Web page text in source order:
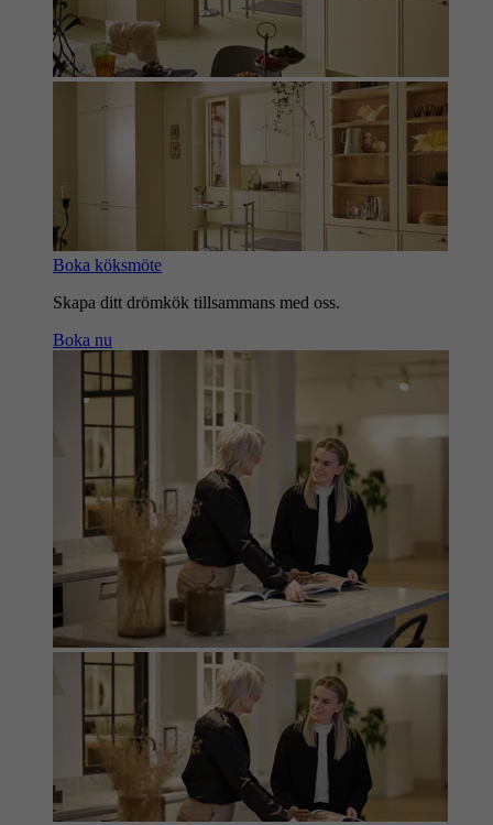
Boka köksmöte
Skapa ditt drömkök tillsammans med oss.
Boka nu